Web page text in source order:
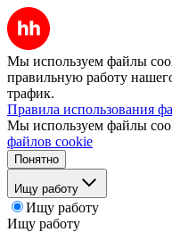
Мы используем файлы
правильную работу
трафик.
Правила использования
Мы используем файлы
файлов cookie
Понятно
Ищу работу
Ищу работу
Ищу работу